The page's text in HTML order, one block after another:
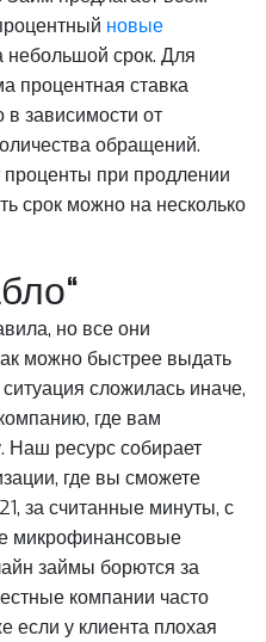
новые
небольшой срок. Для
процентная ставка
в зависимости от
обращений.
при продлении
срок можно на несколько
но все они
можно быстрее выдать
сложилась иначе,
где вам
Наш ресурс собирает
где вы сможете
за считанные минуты, с
микрофинансовые
займы борются за
компании часто
если у клиента плохая